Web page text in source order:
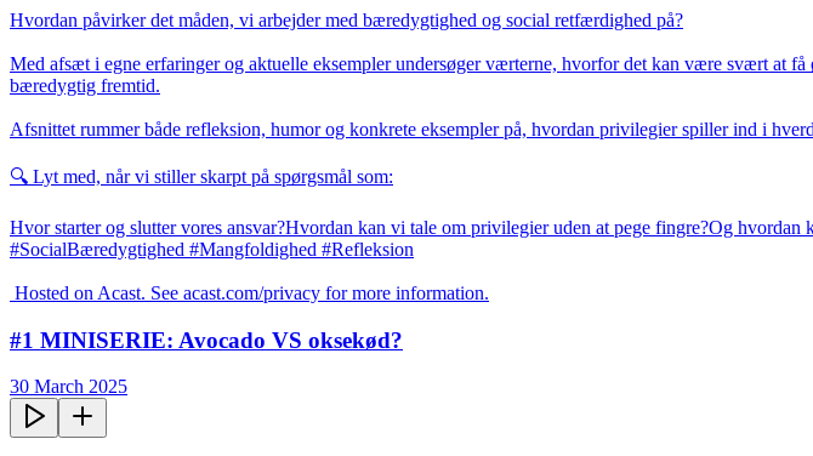
Hvordan påvirker det måden, vi arbejder med bæredygtighed og social retfærdighed på?
Med afsæt i egne erfaringer og aktuelle eksempler undersøger værterne, hvorfor det kan være svært at
bæredygtig fremtid.
Afsnittet rummer både refleksion, humor og konkrete eksempler på, hvordan privilegier spiller ind i
🔍 Lyt med, når vi stiller skarpt på spørgsmål som:
Hvor starter og slutter vores ansvar?Hvordan kan vi tale om privilegier uden at pege fingre?Og
#SocialBæredygtighed #Mangfoldighed #Refleksion
Hosted on Acast. See acast.com/privacy for more information.
#1 MINISERIE: Avocado VS oksekød?
30 March 2025